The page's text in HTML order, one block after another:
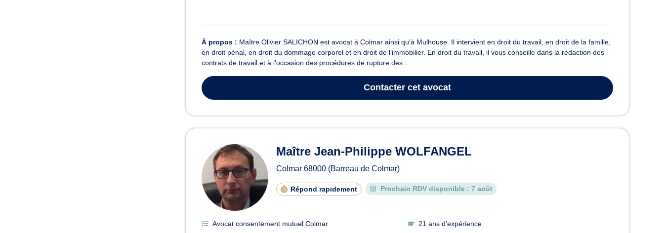
À propos : Maître Olivier SALICHON est avocat à Colmar ainsi qu'à Mulhouse. Il intervient en droit du travail, en droit de la famille,
en droit pénal, en droit du dommage corporel et en droit de l’immobilier. En droit du travail, il vous conseille dans la rédaction des
contrats de travail et à l'occasion des procédures de rupture des ...
Contacter cet avocat
Maître Jean-Philippe WOLFANGEL
Colmar 68000 (Barreau de Colmar)
Répond rapidement Prochain RDV disponible : 7 août
Avocat consentement mutuel Colmar
21 ans d’expérience